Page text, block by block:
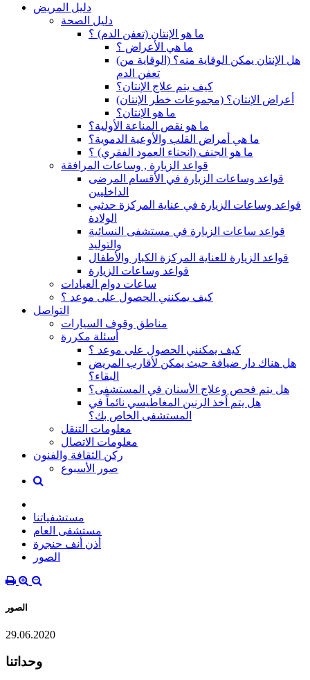
دليل المريض
دليل الصحة
ما هو الإنتان (تعفن الدم) ؟
ما هي الأعراض ؟
(هل الإنتان يمكن الوقاية منه؟ (الوقاية من
تعفن الدم
كيف يتم علاج الإنتان؟
(أعراض الإنتان؟ (مجموعات خطر الإنتان
ما هو الإنتان؟
ما هو نقص المناعة الأولية؟
ما هي أمراض القلب والأوعية الدموية؟
ما هو الجنف (انحناء العمود الفقري) ؟
قواعد الزيارة , وساعات المرافقة
قواعد وساعات الزيارة في الأقسام المرضى
الداخليين
قواعد وساعات الزيارة في عناية المركزة حدثيي
الولادة
قواعد ساعات الزيارة في مستشفى النسائية
والتوليد
قواعد الزيارة للعناية المركزة الكبار والأطفال
قواعد وساعات الزيارة
ساعات دوام العيادات
كيف يمكنني الحصول على موعد ؟
التواصل
مناطق وقوف السيارات
أسئلة مكررة
كيف يمكنني الحصول على موعد ؟
هل هناك دار ضيافة حيث يمكن لأقارب المريض
البقاء؟
هل يتم فحص وعلاج الأسنان في المستشفى؟
هل يتم أخذ الرنين المغاطيسي نائماً في
المستشفى الخاص بك؟
معلومات التنقل
معلومات الاتصال
ركن الثقافة والفنون
صور الأسبوع
مستشفياتنا
مستشفى العام
أذن أنف حنجرة
الصور
الصور
29.06.2020
وحداتنا